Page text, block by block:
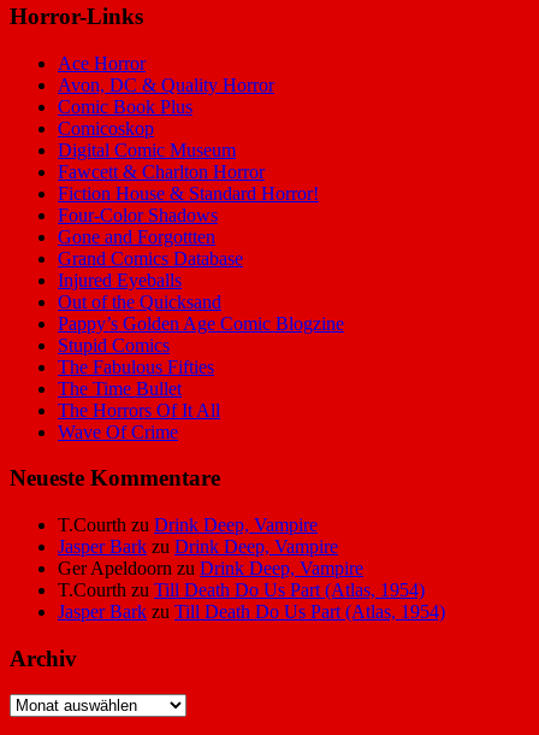
Horror-Links
Ace Horror
Avon, DC & Quality Horror
Comic Book Plus
Comicoskop
Digital Comic Museum
Fawcett & Charlton Horror
Fiction House & Standard Horror!
Four-Color Shadows
Gone and Forgottten
Grand Comics Database
Injured Eyeballs
Out of the Quicksand
Pappy’s Golden Age Comic Blogzine
Stupid Comics
The Fabulous Fifties
The Time Bullet
The Horrors Of It All
Wave Of Crime
Neueste Kommentare
T.Courth zu Drink Deep, Vampire
Jasper Bark zu Drink Deep, Vampire
Ger Apeldoorn zu Drink Deep, Vampire
T.Courth zu Till Death Do Us Part (Atlas, 1954)
Jasper Bark zu Till Death Do Us Part (Atlas, 1954)
Archiv
Archiv